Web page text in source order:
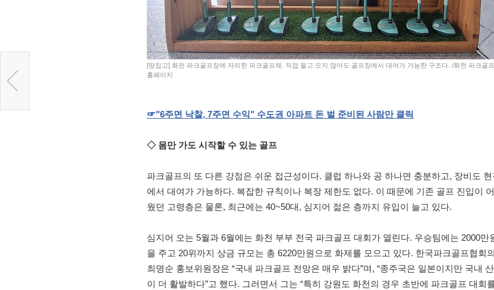
[땅집고] 화전 파크골프장에 자리한 파크골프채. 직접 들고 오지 않아도 골프장에서 대여가 가능한 구조다. /화천 파크골
홈페이지
☞"6주면 낙찰, 7주면 수익" 수도권 아파트 돈 벌 준비된 사람만 클릭
◇ 몸만 가도 시작할 수 있는 골프
파크골프의 또 다른 강점은 쉬운 접근성이다. 클럽 하나와 공 하나면 충분하고, 장비도 현
에서 대여가 가능하다. 복잡한 규칙이나 복장 제한도 없다. 이 때문에 기존 골프 진입이
웠던 고령층은 물론, 최근에는 40~50대, 심지어 젊은 층까지 유입이 늘고 있다.
심지어 오는 5월과 6월에는 화천 부부 전국 파크골프 대회가 열린다. 우승팀에는 2000만
을 주고 20위까지 상금 규모는 총 6220만원으로 화제를 모으고 있다. 한국파크골프협회의
최명순 홍보위원장은 “국내 파크골프 전망은 매우 밝다”며, “종주국은 일본이지만 국내
이 더 활발하다”고 했다. 그러면서 그는 “특히 강원도 화천의 경우 초반에 파크골프 대회